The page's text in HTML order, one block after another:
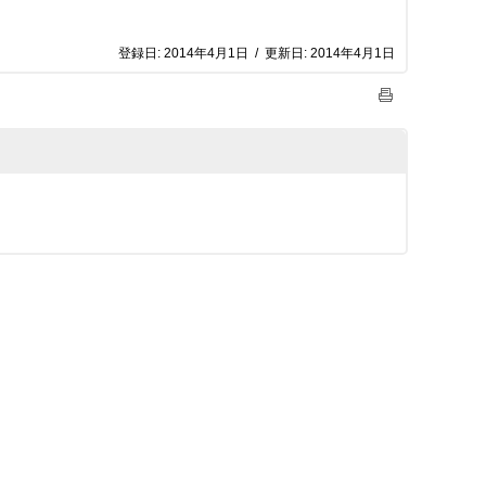
登録日: 2014年4月1日 / 更新日: 2014年4月1日